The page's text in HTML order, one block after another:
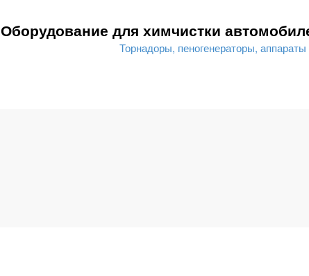
Оборудование для химчистки
Торнадоры, пеногенераторы,